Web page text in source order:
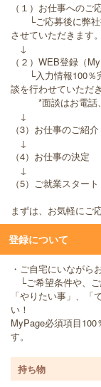
（１）お仕事へのご
└ご応募後に弊社
させていただきます。
↓
（２）WEB登録（
└入力情報100％完
談を行わせていただき
*面談はお電話、
↓
（3）お仕事のご紹介
↓
（4）お仕事の決定
↓
（5）ご就業スタート
まずは、お気軽にご
登録について
・ご自宅にいながら
└ご希望条件や、
「やりたい事」、「
い！
MyPage必須項目100
す。
持ち物